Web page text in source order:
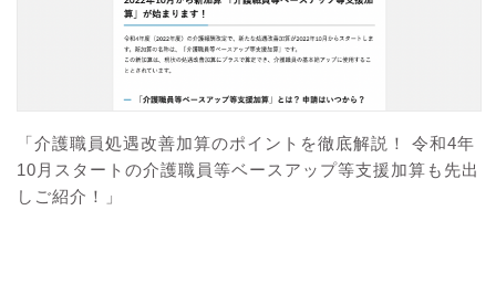
「介護職員処遇改善加算のポイントを徹底解説！ 令和4年
10月スタートの介護職員等ベースアップ等支援加算も先出
しご紹介！」